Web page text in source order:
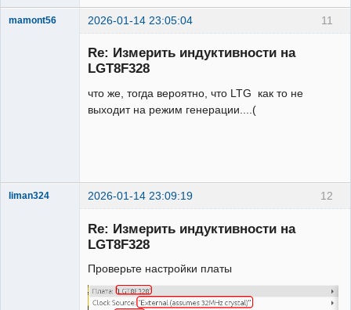
11
mamont56 2026-01-14 23:05:04
Re: Измерить индуктивности на
LGT8F328
что же, тогда вероятно, что LTG как то не
выходит на режим генерации....(
12
liman324 2026-01-14 23:09:19
Re: Измерить индуктивности на
LGT8F328
Проверьте настройки платы